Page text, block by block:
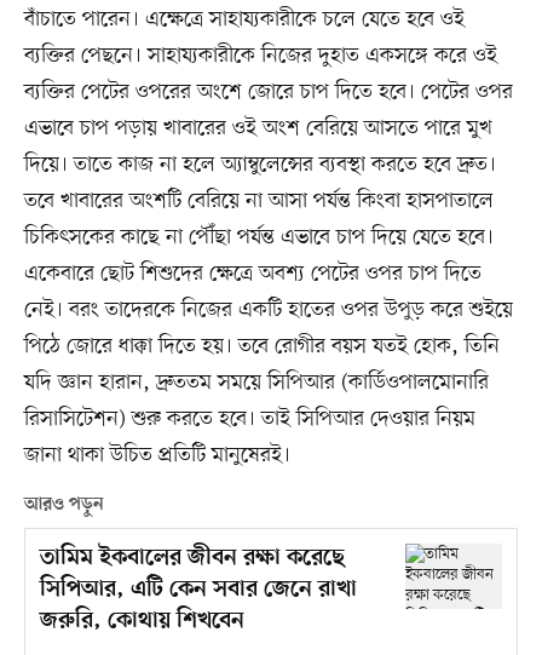
বাঁচাতে পারেন। এক্ষেত্রে সাহায্যকারীকে চলে যেতে হবে ওই
ব্যক্তির পেছনে। সাহায্যকারীকে নিজের দুহাত একসঙ্গে করে ওই
ব্যক্তির পেটের ওপরের অংশে জোরে চাপ দিতে হবে। পেটের ওপর
এভাবে চাপ পড়ায় খাবারের ওই অংশ বেরিয়ে আসতে পারে মুখ
দিয়ে। তাতে কাজ না হলে অ্যাম্বুলেন্সের ব্যবস্থা করতে হবে দ্রুত।
তবে খাবারের অংশটি বেরিয়ে না আসা পর্যন্ত কিংবা হাসপাতালে
চিকিৎসকের কাছে না পৌঁছা পর্যন্ত এভাবে চাপ দিয়ে যেতে হবে।
একেবারে ছোট শিশুদের ক্ষেত্রে অবশ্য পেটের ওপর চাপ দিতে
নেই। বরং তাদেরকে নিজের একটি হাতের ওপর উপুড় করে শুইয়ে
পিঠে জোরে ধাক্কা দিতে হয়। তবে রোগীর বয়স যতই হোক, তিনি
যদি জ্ঞান হারান, দ্রুততম সময়ে সিপিআর (কার্ডিওপালমোনারি
রিসাসিটেশন) শুরু করতে হবে। তাই সিপিআর দেওয়ার নিয়ম
জানা থাকা উচিত প্রতিটি মানুষেরই।
আরও পড়ুন
তামিম ইকবালের জীবন রক্ষা করেছে
সিপিআর, এটি কেন সবার জেনে রাখা
জরুরি, কোথায় শিখবেন